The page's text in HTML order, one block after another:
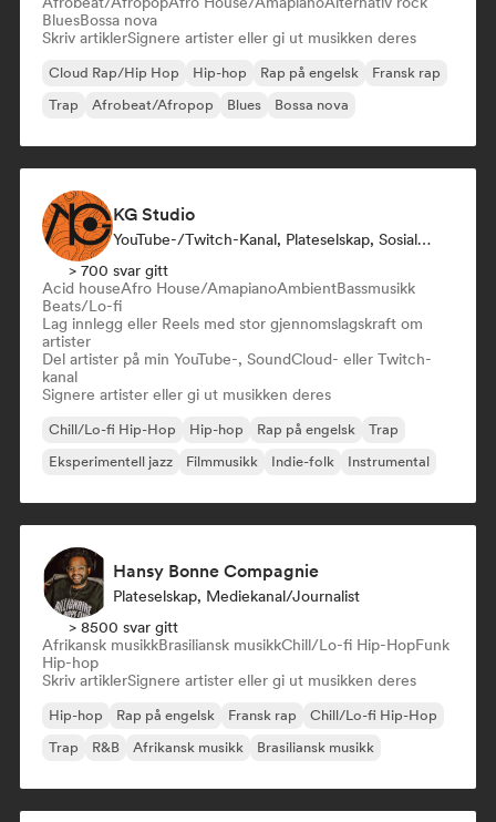
BluesBossa nova
Skriv artiklerSignere artister eller gi ut musikken deres
Cloud Rap/Hip Hop Hip-hop Rap på engelsk
Fransk rap
Trap
Afrobeat/Afropop Blues Bossa nova
KG Studio
YouTube-/Twitch-Kanal, Plateselskap, Sosiale Medier-Influencer
> 700 svar gitt
Acid houseAfro House/AmapianoAmbientBassmusikk
Beats/Lo-fi
Lag innlegg eller Reels med stor gjennomslagskraft om
artister
Del artister på min YouTube-, SoundCloud- eller Twitch-
kanal
Signere artister eller gi ut musikken deres
Chill/Lo-fi Hip-Hop Hip-hop Rap på engelsk
Trap
Eksperimentell jazz
Filmmusikk Indie-folk Instrumental
Hansy Bonne Compagnie
Plateselskap, Mediekanal/journalist
> 8500 svar gitt
Afrikansk musikkBrasiliansk musikkChill/Lo-fi Hip-HopFunk
Hip-hop
Skriv artiklerSignere artister eller gi ut musikken deres
Hip-hop Rap på engelsk Fransk rap
Chill/Lo-fi Hip-Hop
Trap
R&B Afrikansk musikk Brasiliansk musikk